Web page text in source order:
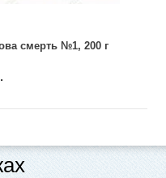
смерть №1, 200 г